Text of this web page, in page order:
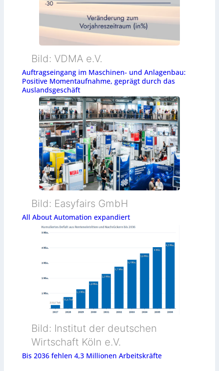
Bild: VDMA e.V.
Auftragseingang im Maschinen- und Anlagenbau:
Positive Momentaufnahme, geprägt durch das
Auslandsgeschäft
Bild: Easyfairs GmbH
All About Automation expandiert
Bild: Institut der deutschen
Wirtschaft Köln e.V.
Bis 2036 fehlen 4,3 Millionen Arbeitskräfte